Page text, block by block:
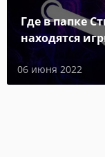
Где в папке
находятся
06 июня 2022